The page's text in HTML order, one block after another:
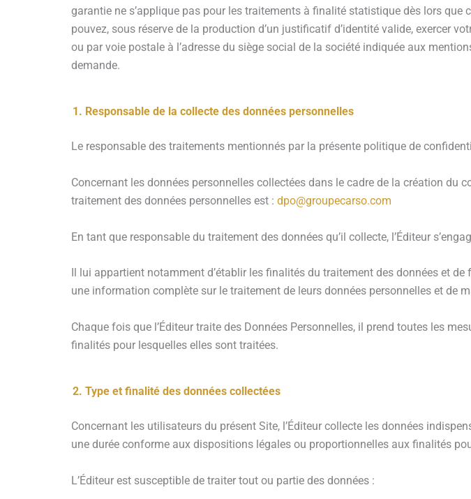
garantie ne s’applique pas pour les traitements à finalité statistique dès lors que
pouvez, sous réserve de la production d’un justificatif d’identité valide, exercer
ou par voie postale à l’adresse du siège social de la société indiquée aux
demande.
Responsable de la collecte des données personnelles
Le responsable des traitements mentionnés par la présente politique de
Concernant les données personnelles collectées dans le cadre de la création du
traitement des données personnelles est : dpo@groupecarso.com
En tant que responsable du traitement des données qu’il collecte, l’Éditeur
Il lui appartient notamment d’établir les finalités du traitement des données et
une information complète sur le traitement de leurs données personnelles et de
Chaque fois que l’Éditeur traite des Données Personnelles, il prend toutes les
finalités pour lesquelles elles sont traitées.
Type et finalité des données collectées
Concernant les utilisateurs du présent Site, l’Éditeur collecte les données
une durée conforme aux dispositions légales ou proportionnelles aux finalités
L’Éditeur est susceptible de traiter tout ou partie des données :